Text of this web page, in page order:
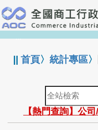
跳
到
主
要
:::
||首頁〉統計專區〉
全
站
檢
索
【熱門查詢】公